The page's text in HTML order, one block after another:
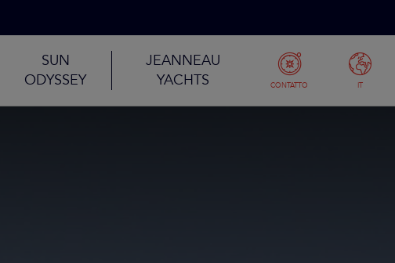
SUN
ODYSSEY
JEANNEAU
YACHTS
CONTATTO IT